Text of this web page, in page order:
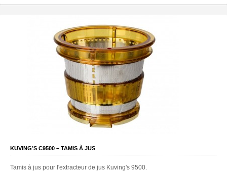
KUVING’S C9500 – TAMIS À JUS
Tamis à jus pour l'extracteur de jus Kuving's 9500.